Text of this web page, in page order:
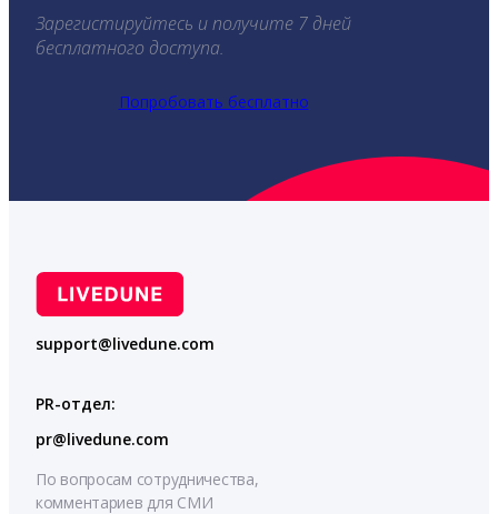
Зарегистируйтесь и получите 7 дней
бесплатного доступа.
Попробовать бесплатно
support@livedune.com
PR-отдел:
pr@livedune.com
По вопросам сотрудничества,
комментариев для СМИ